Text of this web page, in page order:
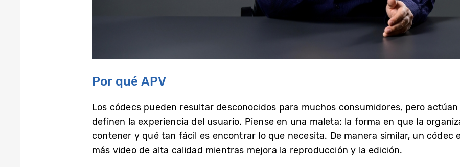
Por qué APV
Los códecs pueden resultar desconocidos para muchos consumidores, pero
definen la experiencia del usuario. Piense en una maleta: la forma en que la
contener y qué tan fácil es encontrar lo que necesita. De manera similar, un códec
más video de alta calidad mientras mejora la reproducción y la edición.